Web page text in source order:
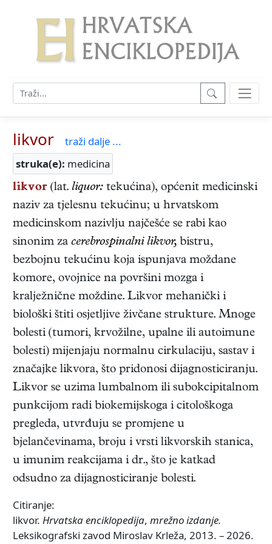
likvor
traži dalje ...
struka(e): medicina
likvor (lat. liquor: tekućina), općenit medicinski
naziv za tjelesnu tekućinu; u hrvatskom
medicinskom nazivlju najčešće se rabi kao
sinonim za cerebrospinalni likvor, bistru,
bezbojnu tekućinu koja ispunjava moždane
komore, ovojnice na površini mozga i
kralježnične moždine. Likvor mehanički i
biološki štiti osjetljive živčane strukture. Mnoge
bolesti (tumori, krvožilne, upalne ili autoimune
bolesti) mijenjaju normalnu cirkulaciju, sastav i
značajke likvora, što pridonosi dijagnosticiranju.
Likvor se uzima lumbalnom ili subokcipitalnom
punkcijom radi biokemijskoga i citološkoga
pregleda, utvrđuju se promjene u
bjelančevinama, broju i vrsti likvorskih stanica,
u imunim reakcijama i dr., što je katkad
odsudno za dijagnosticiranje bolesti.
Citiranje:
likvor. Hrvatska enciklopedija, mrežno izdanje.
Leksikografski zavod Miroslav Krleža, 2013. – 2026.